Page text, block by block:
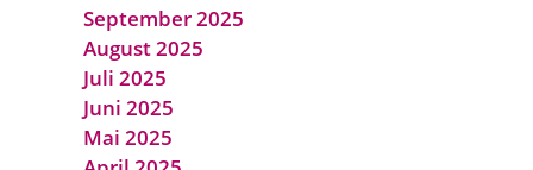
September 2025
August 2025
Juli 2025
Juni 2025
Mai 2025